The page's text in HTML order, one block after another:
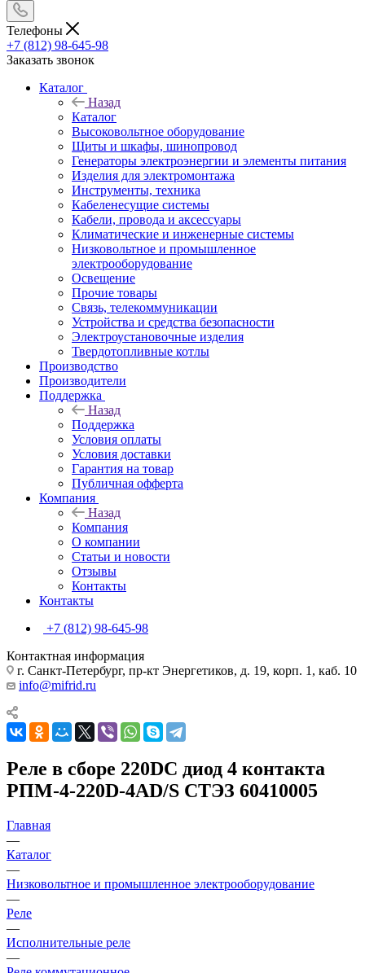
Телефоны
+7 (812) 98-645-98
Заказать звонок
Каталог
Назад
Каталог
Высоковольтное оборудование
Щиты и шкафы, шинопровод
Генераторы электроэнергии и элементы питания
Изделия для электромонтажа
Инструменты, техника
Кабеленесущие системы
Кабели, провода и аксессуары
Климатические и инженерные системы
Низковольтное и промышленное
электрооборудование
Освещение
Прочие товары
Связь, телекоммуникации
Устройства и средства безопасности
Электроустановочные изделия
Твердотопливные котлы
Производство
Производители
Поддержка
Назад
Поддержка
Условия оплаты
Условия доставки
Гарантия на товар
Публичная офферта
Компания
Назад
Компания
О компании
Статьи и новости
Отзывы
Контакты
Контакты
+7 (812) 98-645-98
Контактная информация
г. Санкт-Петербург, пр-кт Энергетиков, д. 19, корп. 1, каб. 10
info@mifrid.ru
Реле в сборе 220DС диод 4 контакта
РПМ-4-220D-4AD/S СТЭЗ 60410005
Главная
—
Каталог
—
Низковольтное и промышленное электрооборудование
—
Реле
—
Исполнительные реле
—